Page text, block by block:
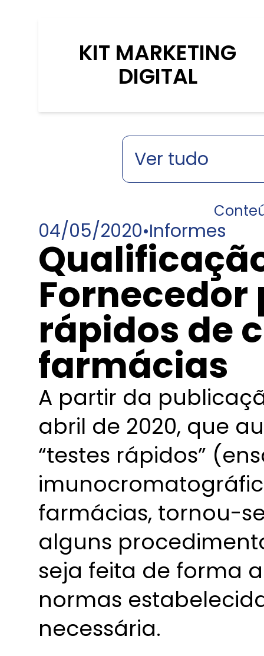
KIT MARKETING
DIGITAL
04/05/2020•Informes
rápidos de
farmácias
A partir da
abril de 2020, que
“testes rápidos”
farmácias, tornou-
alguns
seja feita de forma
normas
necessária.